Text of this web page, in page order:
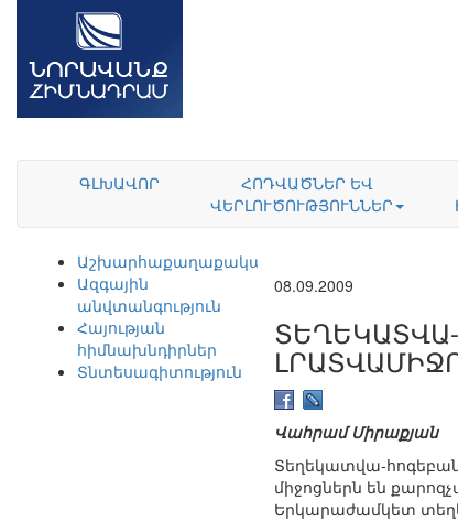
ԳԼԽԱՎՈՐ
ՀՈԴՎԱԾՆԵՐ ԵՎ
ՎԵՐԼՈՒԾՈՒԹՅՈՒՆՆԵՐ
Աշխարհաքաղաքականություն
Ազգային
անվտանգություն
Հայության
հիմնախնդիրներ
Տնտեսագիտություն
08.09.2009
Վահրամ Միրաքյան
Տեղեկատվա-
միջոցներն են
Երկարաժամկետ